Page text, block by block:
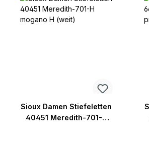
Sioux Damen Stiefeletten
40451 Meredith-701-H